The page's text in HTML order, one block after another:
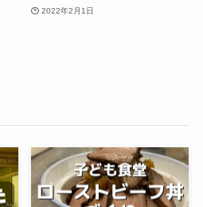
2022年2月1日